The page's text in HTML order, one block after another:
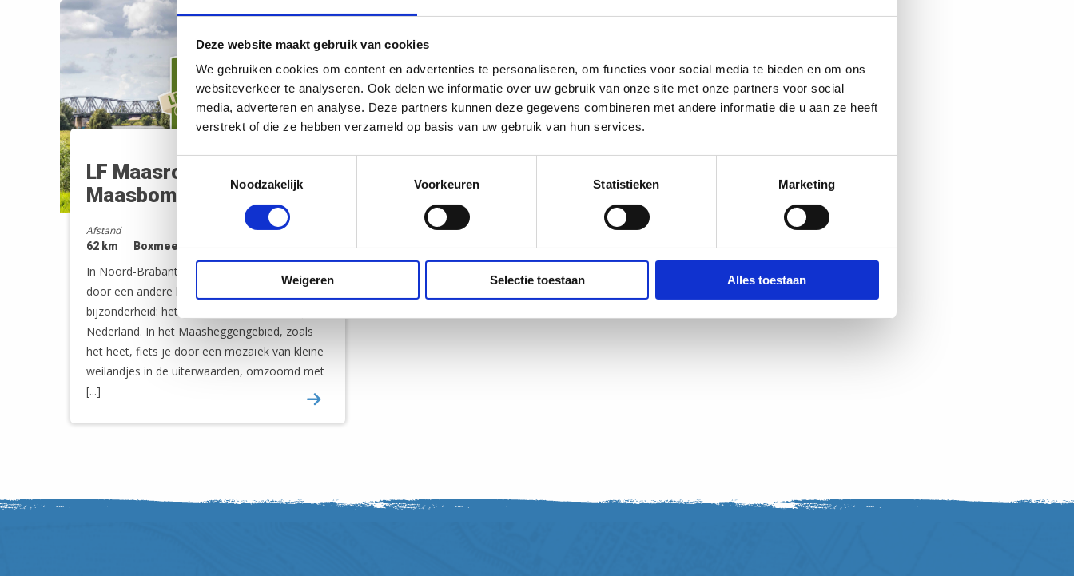
Deze website maakt gebruik van cookies
We gebruiken cookies om content en advertenties te personaliseren, om functies voor social media te bieden en om ons
websiteverkeer te analyseren. Ook delen we informatie over uw gebruik van onze site met onze partners voor social
media, adverteren en analyse. Deze partners kunnen deze gegevens combineren met andere informatie die u aan ze heeft
verstrekt of die ze hebben verzameld op basis van uw gebruik van hun services.
Noodzakelijk
Voorkeuren Statistieken Marketing
Weigeren Selectie toestaan Alles toestaan
LF Maasroute | Boxmeer -
Maasbommel
Afstand
62 km Boxmeer - Maasbommel
In Noord-Brabant fiets je noordwestwaarts
door een andere landschappelijke
bijzonderheid: het oudste cultuurlandschap van
Nederland. In het Maasheggengebied, zoals
het heet, fiets je door een mozaïek van kleine
weilandjes in de uiterwaarden, omzoomd met
[...]